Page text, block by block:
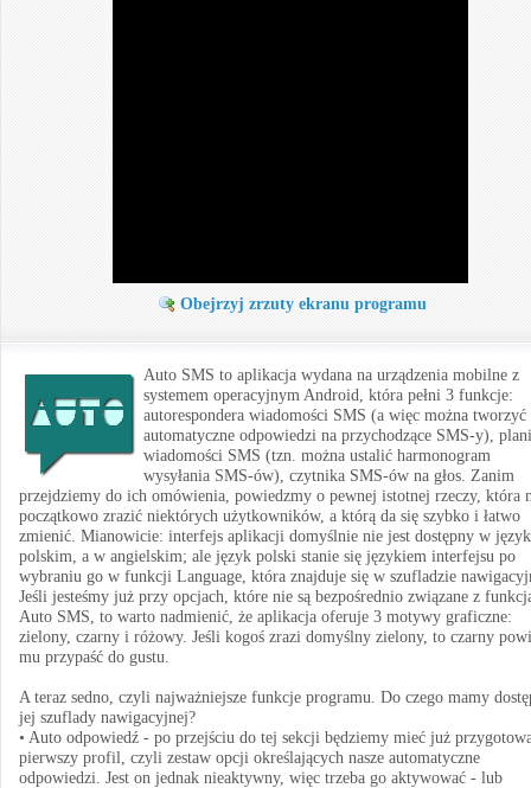
Obejrzyj zrzuty ekranu programu
Auto SMS to aplikacja wydana na urządzenia mobilne z
systemem operacyjnym Android, która pełni 3 funkcje:
autorespondera wiadomości SMS (a więc można tworzyć
automatyczne odpowiedzi na przychodzące SMS-y),
wiadomości SMS (tzn. można ustalić harmonogram
wysyłania SMS-ów), czytnika SMS-ów na głos. Zanim
przejdziemy do ich omówienia, powiedzmy o pewnej istotnej rzeczy, która
początkowo zrazić niektórych użytkowników, a którą da się szybko i łatwo
zmienić. Mianowicie: interfejs aplikacji domyślnie nie jest dostępny w
polskim, a w angielskim; ale język polski stanie się językiem interfejsu po
wybraniu go w funkcji Language, która znajduje się w szufladzie
Jeśli jesteśmy już przy opcjach, które nie są bezpośrednio związane z
Auto SMS, to warto nadmienić, że aplikacja oferuje 3 motywy graficzne:
zielony, czarny i różowy. Jeśli kogoś zrazi domyślny zielony, to czarny
mu przypaść do gustu.
A teraz sedno, czyli najważniejsze funkcje programu. Do czego mamy
jej szuflady nawigacyjnej?
• Auto odpowiedź - po przejściu do tej sekcji będziemy mieć już
pierwszy profil, czyli zestaw opcji określających nasze automatyczne
odpowiedzi. Jest on jednak nieaktywny, więc trzeba go aktywować - lub